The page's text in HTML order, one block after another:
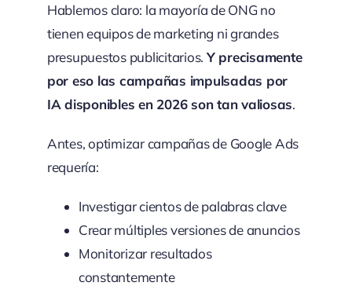
Hablemos claro: la mayoría de ONG no
tienen equipos de marketing ni grandes
presupuestos publicitarios.Y precisamente
por eso las campañas impulsadas por
IA disponibles en 2026 son tan valiosas.
Antes, optimizar campañas de Google Ads
requería:
Investigar cientos de palabras clave
Crear múltiples versiones de anuncios
Monitorizar resultados
constantemente